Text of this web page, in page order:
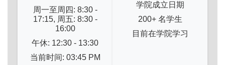
周一至周四: 8:30 -
17:15, 周五: 8:30 -
16:00
午休: 12:30 - 13:30
当前时间: 03:45 PM
学院成立日期
200+ 名学生
目前在学院学习